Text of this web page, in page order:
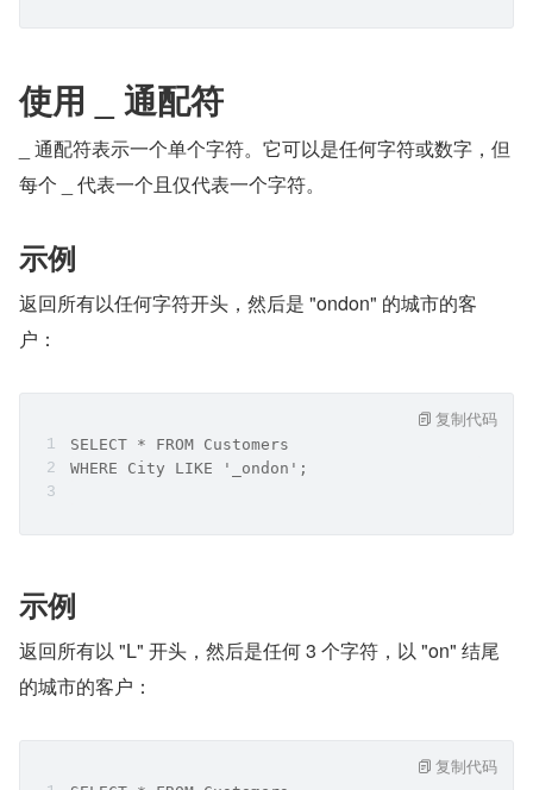
使用 _ 通配符
_ 通配符表示一个单个字符。它可以是任何字符或数字，但
每个 _ 代表一个且仅代表一个字符。
示例
返回所有以任何字符开头，然后是 "ondon" 的城市的客
户：
SELECT * FROM Customers
WHERE City LIKE '_ondon';
复制代码
示例
返回所有以 "L" 开头，然后是任何 3 个字符，以 "on" 结尾
的城市的客户：
复制代码